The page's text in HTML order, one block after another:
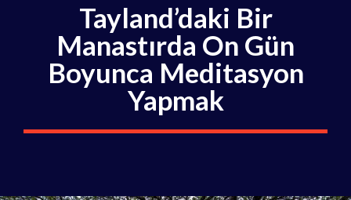
Tayland’daki Bir
Manastırda On Gün
Boyunca Meditasyon
Yapmak